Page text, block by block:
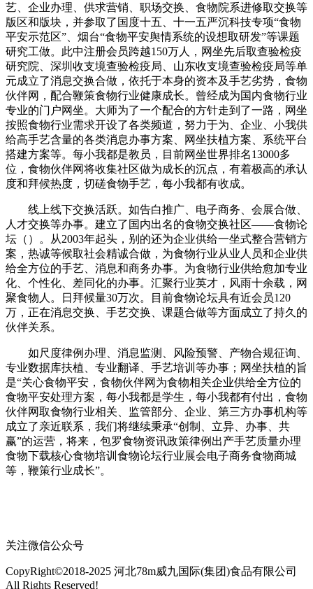
艺、企业办理、供求营销、职场交换、食物院系进修取交换等
版区和版块，并参取了国度十五、十一五严沉科技专项“食物
平安示范区”、烟台“食物平安舆情系统的设想取研发”等课题
研究工做。此中注册会员跨越150万人，网坐先后取查验检疫
研究院、深圳收支境查验检疫局、山东收支境查验检疫局等单
元成立了消息交换合做，依托于本身的资本及手艺劣势，食物
伙伴网，配合鞭策食物行业健康成长。曾经成为国内食物行业
专业的门户网坐。大师为了一个配合的方针走到了一路，网坐
按照食物行业需求开设了各类频道，努力于为、企业、小我供
给高手艺含量的各类消息办事方案、网坐扶植方案、系统平台
搭建方案等。每小我都是教员，目前网坐世界排名13000多
位，食物伙伴网将收集社区做为成长的沉点，有着极高的承认
度和拜候热度，切磋食物手艺，每小我都有收成。
线上线下交换活跃。如告白推广、电子商务、会展合做、
人才交换等办事。建立了国内出名的食物交换社区——食物论
坛（）。从2003年起头，别的还为企业供给一坐式整合营销方
案，热诚等候取社会精诚合做，为食物行业从业人员和企业供
给全方位的手艺、消息和商务办事。为食物行业供给愈加专业
化、个性化、差同化的办事。汇聚行业英才，风雨十余载，网
聚食物人。日拜候量30万次。目前食物论坛具有近会员120
万，正在消息交换、手艺交换、课题合做等方面成立了持久的
伙伴关系。
如尺度律例办理、消息监测、风险预警、产物合规征询、
专业数据库扶植、专业翻译、手艺培训等办事；网坐扶植的旨
是“关心食物平安，食物伙伴网为食物相关企业供给全方位的
食物平安处理方案，每小我都是学生，每小我都有付出，食物
伙伴网取食物行业相关、监管部分、企业、第三方办事机构等
成立了亲近联系，我们将继续秉承“创制、立异、办事、共
赢”的运营，将来，包罗食物资讯政策律例出产手艺质量办理
食物下载核心食物培训食物论坛行业展会电子商务食物商城
等，鞭策行业成长”。
关注微信公众号
CopyRight©2018-2025 河北78m威九国际(集团)食品有限公司
All Rights Reserved!